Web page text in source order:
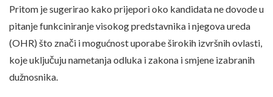
Pritom je sugerirao kako prijepori oko kandidata ne dovode u
pitanje funkciniranje visokog predstavnika i njegova ureda
(OHR) što znači i mogućnost uporabe širokih izvršnih ovlasti,
koje uključuju nametanja odluka i zakona i smjene izabranih
dužnosnika.